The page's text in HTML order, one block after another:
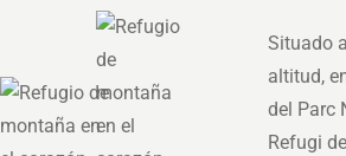
Situado
altitud,
del Parc
Refugi